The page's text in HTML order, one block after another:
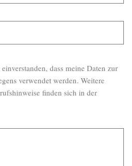
dass meine Daten zur
verwendet werden. Weitere
finden sich in der